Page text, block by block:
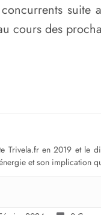
cours des
Trivela.fr en 2019 et le
et son implication